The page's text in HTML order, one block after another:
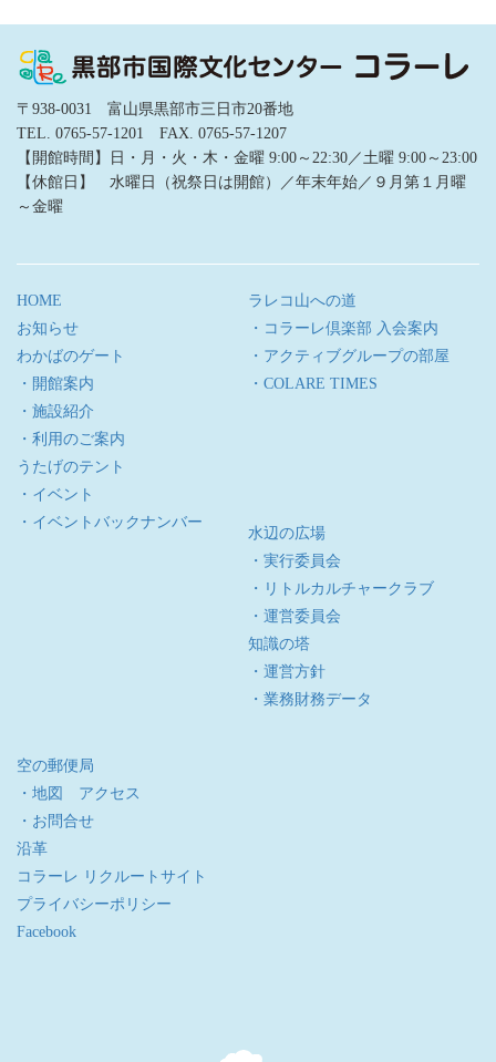
〒938-0031 富山県黒部市三日市20番地
TEL. 0765-57-1201 FAX. 0765-57-1207
【開館時間】日・月・火・木・金曜 9:00～22:30／土曜 9:00～23:00
【休館日】 水曜日（祝祭日は開館）／年末年始／９月第１月曜
～金曜
HOME
お知らせ
わかばのゲート
・開館案内
・施設紹介
・利用のご案内
うたげのテント
・イベント
・イベントバックナンバー
ラレコ山への道
・コラーレ倶楽部 入会案内
・アクティブグループの部屋
・COLARE TIMES
水辺の広場
・実行委員会
・リトルカルチャークラブ
・運営委員会
知識の塔
・運営方針
・業務財務データ
空の郵便局
・地図 アクセス
・お問合せ
沿革
コラーレ リクルートサイト
プライバシーポリシー
Facebook